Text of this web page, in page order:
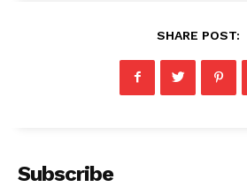
SHARE POST:
Subscribe